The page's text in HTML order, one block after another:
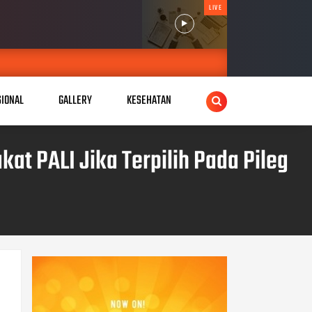
LIVE
GALLERY KESEHATAN
PALI Jika Terpilih Pada Pileg